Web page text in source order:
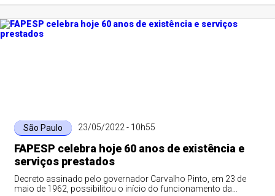
São Paulo 23/05/2022 - 10h55
FAPESP celebra hoje 60 anos de existência e
serviços prestados
Decreto assinado pelo governador Carvalho Pinto, em 23 de
maio de 1962, possibilitou o início do funcionamento da